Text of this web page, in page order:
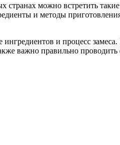
можно встретить
и методы
и процесс
важно правильно